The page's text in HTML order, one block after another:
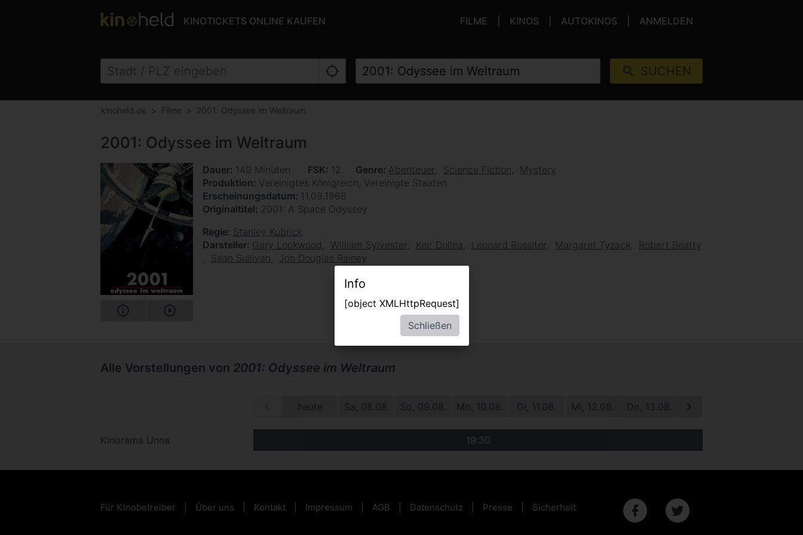
KINOTICKETS ONLINE KAUFEN FILME KINOS AUTOKINOS ANMELDEN
SUCHEN
kinoheld.de Filme 2001: Odyssee im Weltraum
2001: Odyssee im Weltraum
Dauer 149 Minuten FSK 12 Genre Abenteuer Science Fiction
Mystery
Produktion Vereinigtes Königreich, Vereinigte Staaten
Erscheinungsdatum 11.09.1968
Originaltitel 2001: A Space Odyssey
Regie Stanley Kubrick
Darsteller Gary Lockwood William Sylvester Keir Dullea Leonard Rossiter Margaret Tyzack
Robert Beatty
Sean Sullivan
Jon Douglas Rainey
Alle Vorstellungen von 2001: Odyssee im Weltraum
heute Sa, 08.08. So, 09.08. Mo, 10.08. Di, 11.08. Mi, 12.08. Do, 13.08. Fr, 14.08.
Kinorama Unna 19:30
Für Kinobetreiber Über uns Kontakt Impressum AGB Datenschutz Presse Sicherheit
Info
[object XMLHttpRequest]
Schließen